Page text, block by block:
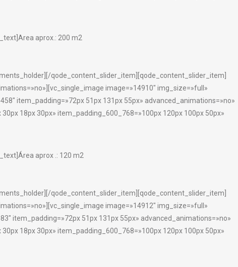
aprox.: 200 m2
qode_content_slider_item][qode_content_slider_item]
image=»14910″ img_size=»full»
item_padding=»72px 51px 131px 55px» advanced_animations=»no»
18px 30px» item_padding_600_768=»100px 120px 100px 50px»
Área aprox .: 120 m2
qode_content_slider_item][qode_content_slider_item]
image=»14912″ img_size=»full»
item_padding=»72px 51px 131px 55px» advanced_animations=»no»
18px 30px» item_padding_600_768=»100px 120px 100px 50px»